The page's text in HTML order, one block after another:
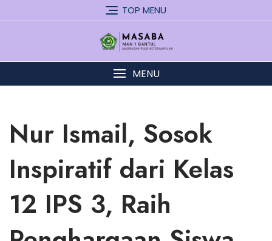
to
TOP MENU
MENU
Nur Ismail, Sosok
Inspiratif dari Kelas
12 IPS 3, Raih